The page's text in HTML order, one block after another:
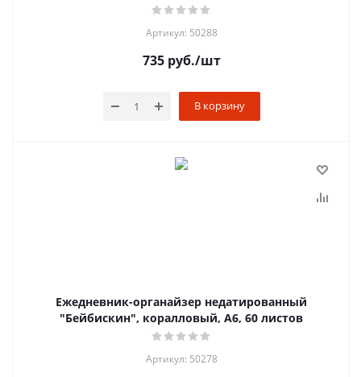
Артикул: 50288
735руб./шт
В корзину
Ежедневник-органайзер недатированный
"Бейбискин", коралловый, А6, 60 листов
Артикул: 50278